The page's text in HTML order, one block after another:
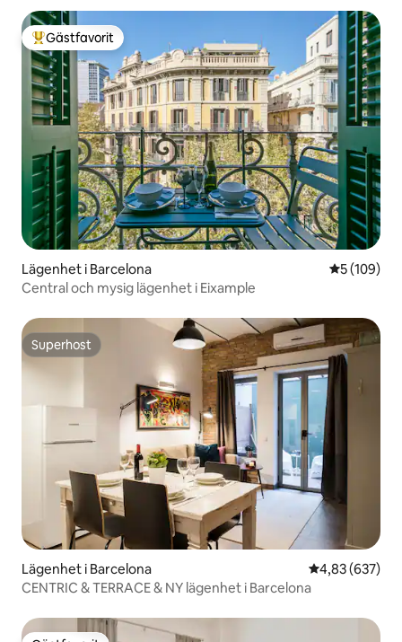
Populär gästfavorit
Gästfavorit
Lägenhet i Barcelona 5 av 5 i
5 (109)
Central och mysig lägenhet i Eixample
Superhost
Superhost
Lägenhet i Barcelona 4,83 av 5 i
4,83 (637)
CENTRIC & TERRACE & NY lägenhet i Barcelona